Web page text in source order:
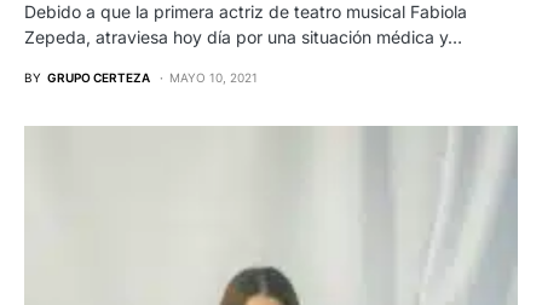
Debido a que la primera actriz de teatro musical Fabiola
Zepeda, atraviesa hoy día por una situación médica y…
BY GRUPO CERTEZA MAYO 10, 2021